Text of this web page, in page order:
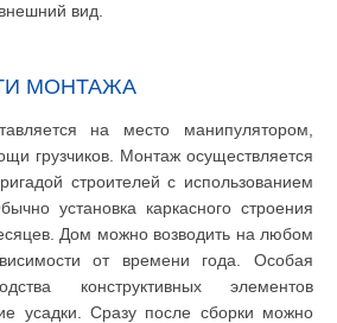
вид.
МОНТАЖА
на место манипулятором,
грузчиков. Монтаж осуществляется
строителей с использованием
установка каркасного строения
Дом можно возводить на любом
от времени года. Особая
конструктивных элементов
усадки. Сразу после сборки можно